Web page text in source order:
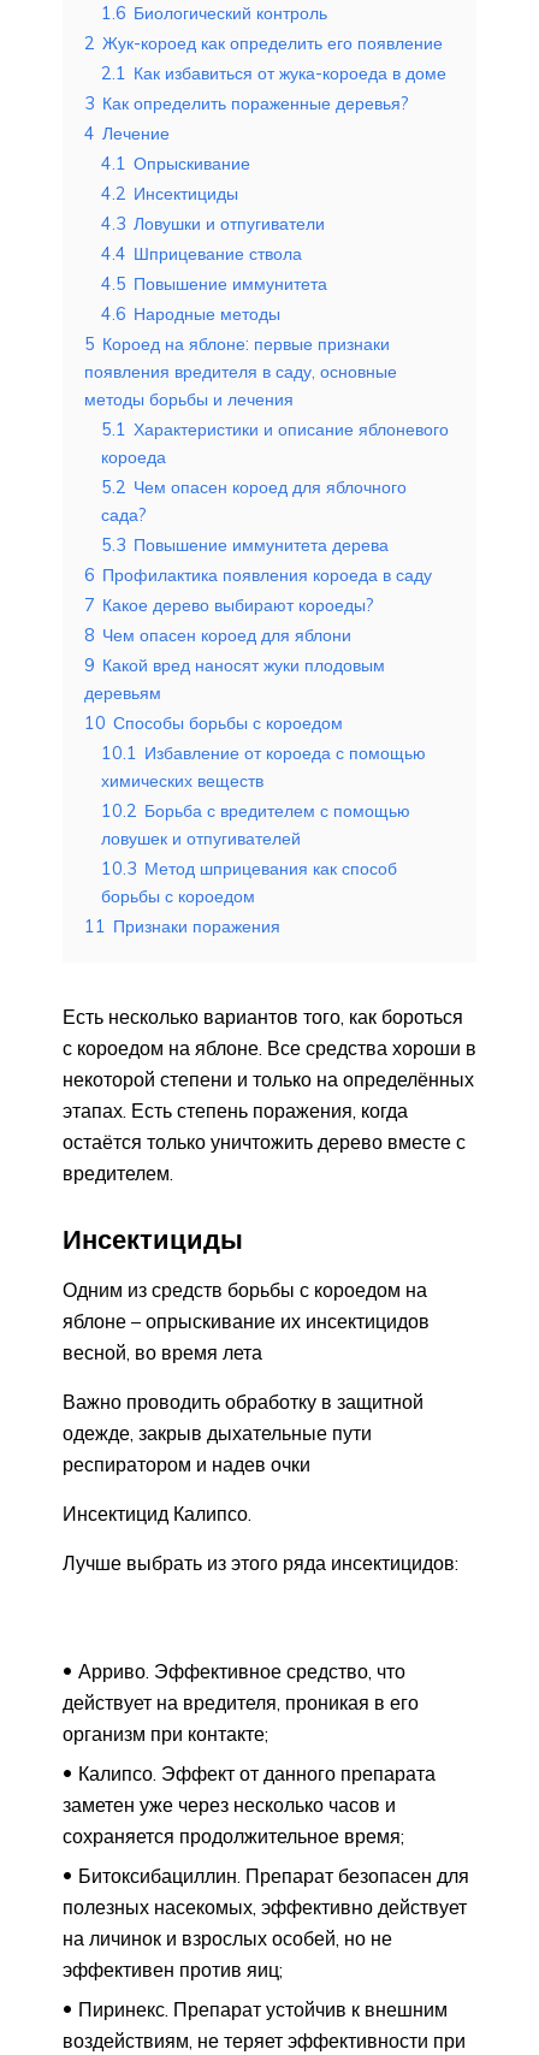
1.6 Биологический контроль
2 Жук-короед как определить его появление
2.1 Как избавиться от жука-короеда в доме
3 Как определить пораженные деревья?
4 Лечение
4.1 Опрыскивание
4.2 Инсектициды
4.3 Ловушки и отпугиватели
4.4 Шприцевание ствола
4.5 Повышение иммунитета
4.6 Народные методы
5 Короед на яблоне: первые признаки
появления вредителя в саду, основные
методы борьбы и лечения
5.1 Характеристики и описание яблоневого
короеда
5.2 Чем опасен короед для яблочного
сада?
5.3 Повышение иммунитета дерева
6 Профилактика появления короеда в саду
7 Какое дерево выбирают короеды?
8 Чем опасен короед для яблони
9 Какой вред наносят жуки плодовым
деревьям
10 Способы борьбы с короедом
10.1 Избавление от короеда с помощью
химических веществ
10.2 Борьба с вредителем с помощью
ловушек и отпугивателей
10.3 Метод шприцевания как способ
борьбы с короедом
11 Признаки поражения
Есть несколько вариантов того, как бороться
с короедом на яблоне. Все средства хороши в
некоторой степени и только на определённых
этапах. Есть степень поражения, когда
остаётся только уничтожить дерево вместе с
вредителем.
Инсектициды
Одним из средств борьбы с короедом на
яблоне – опрыскивание их инсектицидов
весной, во время лета
Важно проводить обработку в защитной
одежде, закрыв дыхательные пути
респиратором и надев очки
Инсектицид Калипсо.
Лучше выбрать из этого ряда инсектицидов:
Арриво. Эффективное средство, что
действует на вредителя, проникая в его
организм при контакте;
Калипсо. Эффект от данного препарата
заметен уже через несколько часов и
сохраняется продолжительное время;
Битоксибациллин. Препарат безопасен для
полезных насекомых, эффективно действует
на личинок и взрослых особей, но не
эффективен против яиц;
Пиринекс. Препарат устойчив к внешним
воздействиям, не теряет эффективности при